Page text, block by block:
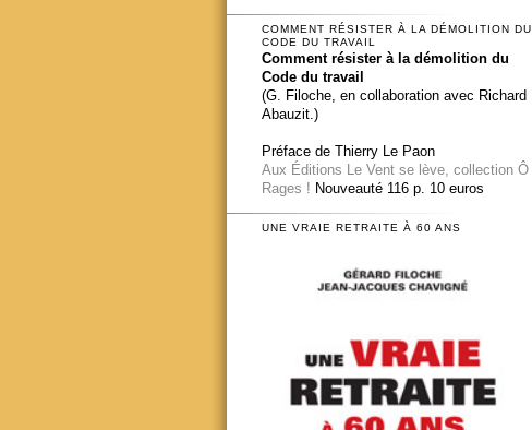
COMMENT RÉSISTER À LA DÉMOLITION DU
CODE DU TRAVAIL
Comment résister à la démolition du
Code du travail
(G. Filoche, en collaboration avec Richard
Abauzit.)
Préface de Thierry Le Paon
Aux Éditions Le Vent se lève, collection Ô
Rages ! Nouveauté 116 p. 10 euros
UNE VRAIE RETRAITE À 60 ANS